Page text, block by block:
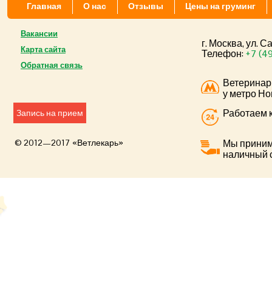
Главная О нас Отзывы Цены на груминг
Вакансии
Карта сайта
Обратная связь
Запись на прием
© 2012—2017 «Ветлекарь»
г. Москва, ул.
Телефон:+7
у метро
Работаем
Мы
наличный